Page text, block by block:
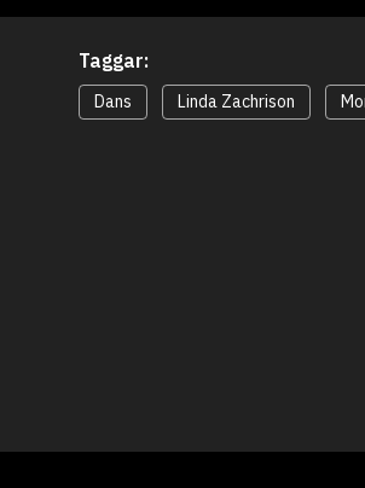
Taggar:
Dans Linda Zachrison